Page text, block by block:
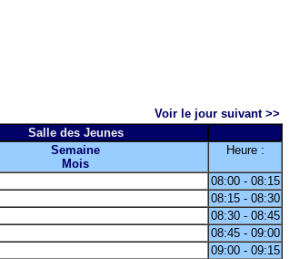
Voir le jour suivant >>
Salle des Jeunes
Semaine
Mois
Heure :
08:00 - 08:15
08:15 - 08:30
08:30 - 08:45
08:45 - 09:00
09:00 - 09:15